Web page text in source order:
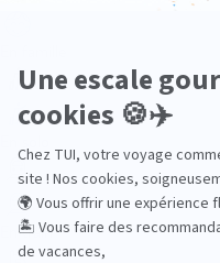
En train